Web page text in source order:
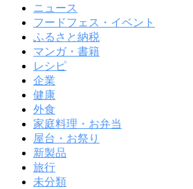
ニュース
フードフェス・イベント
ふるさと納税
マンガ・書籍
レシピ
企業
健康
外食
家庭料理・お弁当
屋台・お祭り
新製品
旅行
未分類